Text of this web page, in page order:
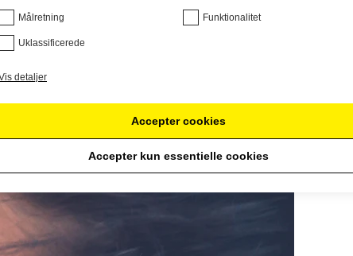
Målretning Funktionalitet
Uklassificerede
detaljer
Accepter cookies
Accepter kun essentielle cookies